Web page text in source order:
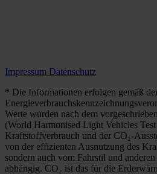
Impressum Datenschutz
* Die Informationen erfolgen gemäß
Werte wurden nach dem
(World Harmonised Light Vehicles
Kraftstoffverbrauch und der CO₂-
von der effizienten Ausnutzung des
sondern auch vom Fahrstil und
abhängig. CO₂ ist das für die